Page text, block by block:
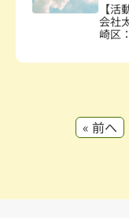
【
会社
崎区
« 前へ